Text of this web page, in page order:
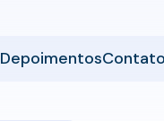
Depoimentos